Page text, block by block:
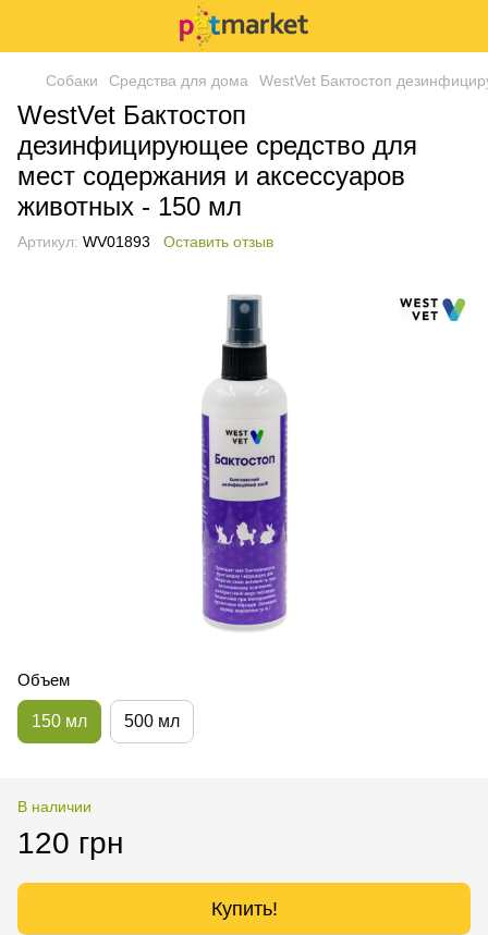
Собаки Средства для дома WestVet Бактостоп
WestVet Бактостоп
дезинфицирующее средство для
мест содержания и аксессуаров
животных - 150 мл
Артикул: WV01893 Оставить отзыв
Объем
150 мл 500 мл
В наличии
120 грн
Купить!